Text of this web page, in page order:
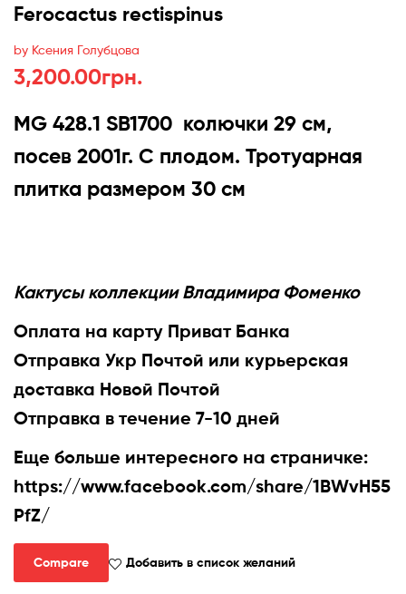
Ferocactus rectispinus
by Ксения Голубцова
3,200.00грн.
MG 428.1 SB1700 колючки 29 см,
посев 2001г. С плодом. Тротуарная
плитка размером 30 см
Кактусы коллекции Владимира Фоменко
Оплата на карту Приват Банка
Отправка Укр Почтой или курьерская
доставка Новой Почтой
Отправка в течение 7-10 дней
Еще больше интересного на страничке:
https://www.facebook.com/share/1BWvH55
PfZ/
Compare Добавить в список желаний